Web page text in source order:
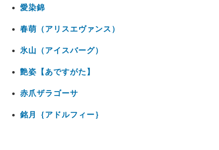
愛染錦
春萌（アリスエヴァンス）
氷山（アイスバーグ）
艶姿【あですがた】
赤爪ザラゴーサ
銘月｛アドルフィー｝